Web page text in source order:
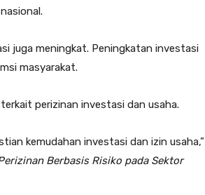
juga meningkat. Peningkatan investasi
masyarakat.
perizinan investasi dan usaha.
kemudahan investasi dan izin usaha,”
Berbasis Risiko pada Sektor